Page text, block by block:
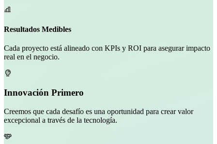
Resultados Medibles
Cada proyecto está alineado con KPIs y ROI para asegurar impacto
real en el negocio.
Innovación Primero
Creemos que cada desafío es una oportunidad para crear valor
excepcional a través de la tecnología.